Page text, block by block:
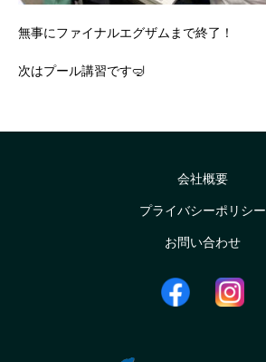
無事にファイナルエグザムまで終了！
次はプール講習です🤿
会社概要
プライバシーポリシー
お問い合わせ